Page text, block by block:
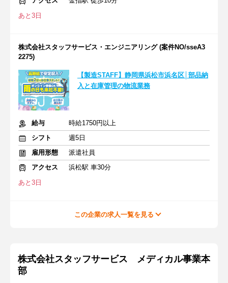
あと3日
株式会社スタッフサービス・エンジニアリング (案件NO/sseA3
2275)
【製造STAFF】静岡県浜松市浜名区│部品納
入と在庫管理の物流業務
給与
時給1750円以上
シフト
週5日
雇用形態
派遣社員
アクセス
浜松駅 車30分
あと3日
この企業の求人一覧を見る
株式会社スタッフサービス メディカル事業本
部